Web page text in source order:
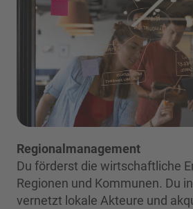
Regionalmanagement
Du förderst die wirtschaftliche
Regionen und Kommunen. Du
vernetzt lokale Akteure und